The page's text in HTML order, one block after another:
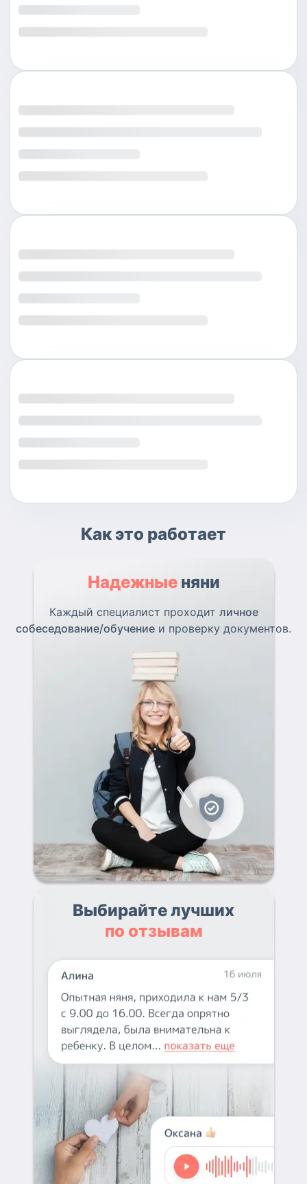
Как это работает
Надежные няни
Каждый специалист проходит личное
собеседование/обучение и проверку документов.
Выбирайте лучших
по отзывам